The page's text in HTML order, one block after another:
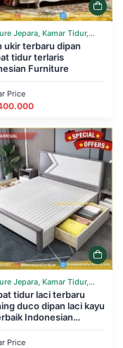
Jepara, Kamar Tidur,
Tidur
ukir terbaru dipan
tidur terlaris
Furniture
Price
Jepara, Kamar Tidur,
Tidur
tidur laci terbaru
duco dipan laci kayu
Indonesian
Price